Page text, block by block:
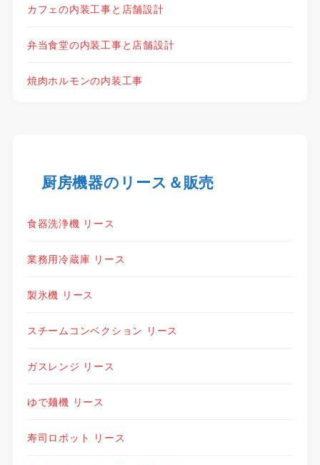
カフェの内装工事と店舗設計
弁当食堂の内装工事と店舗設計
焼肉ホルモンの内装工事
厨房機器のリース＆販売
食器洗浄機 リース
業務用冷蔵庫 リース
製氷機 リース
スチームコンベクション リース
ガスレンジ リース
ゆで麺機 リース
寿司ロボット リース